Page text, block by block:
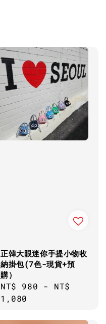
正韓大眼迷你手提小物收
納掛包(7色-現貨+預
購）
Regular
price
NT$ 980 - NT$
1,080